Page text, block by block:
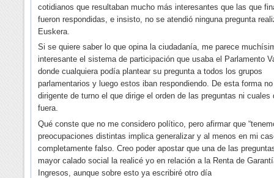
cotidianos que resultaban mucho más interesantes que las que
fueron respondidas, e insisto, no se atendió ninguna pregunta
Euskera.
Si se quiere saber lo que opina la ciudadanía, me parece
interesante el sistema de participación que usaba el Parlamento
donde cualquiera podía plantear su pregunta a todos los grupos
parlamentarios y luego estos iban respondiendo. De esta forma
dirigente de turno el que dirige el orden de las preguntas ni cuales
fuera.
Qué conste que no me considero político, pero afirmar que
preocupaciones distintas implica generalizar y al menos en mi
completamente falso. Creo poder apostar que una de las
mayor calado social la realicé yo en relación a la Renta de
Ingresos, aunque sobre esto ya escribiré otro día